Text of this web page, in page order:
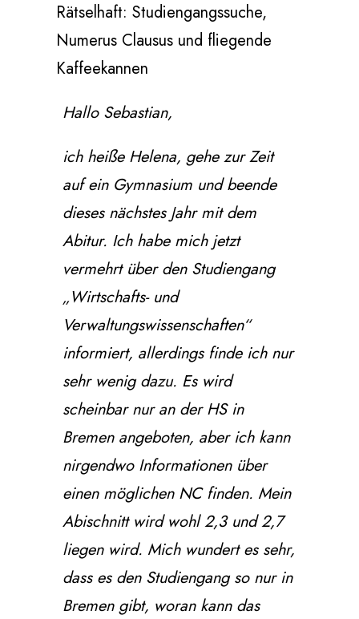
Rätselhaft: Studiengangssuche,
Numerus Clausus und fliegende
Kaffeekannen
Hallo Sebastian,
ich heiße Helena, gehe zur Zeit
auf ein Gymnasium und beende
dieses nächstes Jahr mit dem
Abitur. Ich habe mich jetzt
vermehrt über den Studiengang
„Wirtschafts- und
Verwaltungswissenschaften“
informiert, allerdings finde ich nur
sehr wenig dazu. Es wird
scheinbar nur an der HS in
Bremen angeboten, aber ich kann
nirgendwo Informationen über
einen möglichen NC finden. Mein
Abischnitt wird wohl 2,3 und 2,7
liegen wird. Mich wundert es sehr,
dass es den Studiengang so nur in
Bremen gibt, woran kann das